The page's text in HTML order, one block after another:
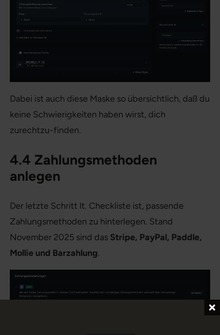
Dabei ist auch diese Maske so übersichtlich, daß du
keine Schwierigkeiten haben wirst, dich
zurechtzu-finden.
4.4 Zahlungsmethoden
anlegen
Der letzte Schritt lt. Checkliste ist, passende
Zahlungsmethoden zu hinterlegen. Stand
November 2025 sind das Stripe, PayPal, Paddle,
Mollie und Barzahlung.